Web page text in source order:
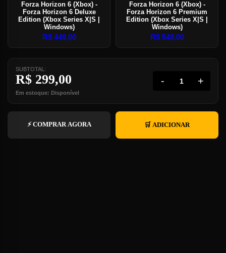
Forza Horizon 6 (Xbox) -
Forza Horizon 6 Deluxe
Edition (Xbox Series X|S |
Windows)
R$449,00
Forza Horizon 6 (Xbox) -
Forza Horizon 6 Premium
Edition (Xbox Series X|S |
Windows)
R$549,00
SUBTOTAL:
R$ 299,00
Em estoque: Disponível
- +
⚡ COMPRAR AGORA 🛒 ADICIONAR